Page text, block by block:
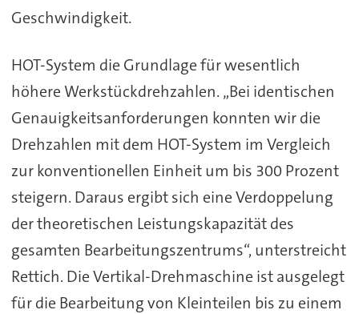
Geschwindigkeit.
HOT-System die Grundlage für wesentlich
höhere Werkstückdrehzahlen. „Bei identischen
Genauigkeitsanforderungen konnten wir die
Drehzahlen mit dem HOT-System im Vergleich
zur konventionellen Einheit um bis 300 Prozent
steigern. Daraus ergibt sich eine Verdoppelung
der theoretischen Leistungskapazität des
gesamten Bearbeitungszentrums“, unterstreicht
Rettich. Die Vertikal-Drehmaschine ist ausgelegt
für die Bearbeitung von Kleinteilen bis zu einem